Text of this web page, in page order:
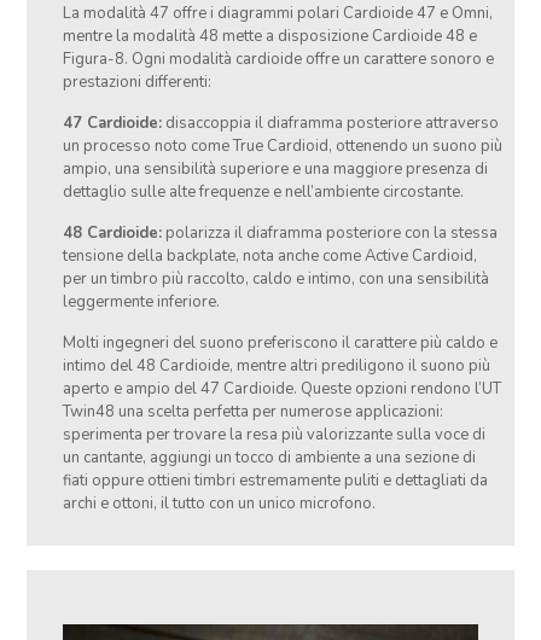
La modalità 47 offre i diagrammi polari Cardioide 47 e Omni,
mentre la modalità 48 mette a disposizione Cardioide 48 e
Figura-8. Ogni modalità cardioide offre un carattere sonoro e
prestazioni differenti:
47 Cardioide:disaccoppia il diaframma posteriore attraverso
un processo noto come True Cardioid, ottenendo un suono più
ampio, una sensibilità superiore e una maggiore presenza di
dettaglio sulle alte frequenze e nell’ambiente circostante.
48 Cardioide:polarizza il diaframma posteriore con la stessa
tensione della backplate, nota anche come Active Cardioid,
per un timbro più raccolto, caldo e intimo, con una sensibilità
leggermente inferiore.
Molti ingegneri del suono preferiscono il carattere più caldo e
intimo del 48 Cardioide, mentre altri prediligono il suono più
aperto e ampio del 47 Cardioide. Queste opzioni rendono l’UT
Twin48 una scelta perfetta per numerose applicazioni:
sperimenta per trovare la resa più valorizzante sulla voce di
un cantante, aggiungi un tocco di ambiente a una sezione di
fiati oppure ottieni timbri estremamente puliti e dettagliati da
archi e ottoni, il tutto con un unico microfono.